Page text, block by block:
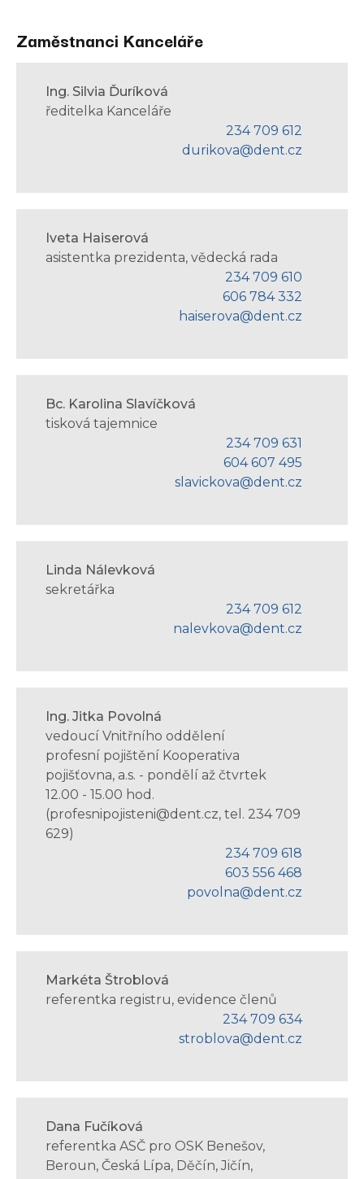
Zaměstnanci Kanceláře
Ing. Silvia Ďuríková
ředitelka Kanceláře
234 709 612
durikova@dent.cz
Iveta Haiserová
asistentka prezidenta, vědecká rada
234 709 610
606 784 332
haiserova@dent.cz
Bc. Karolina Slavíčková
tisková tajemnice
234 709 631
604 607 495
slavickova@dent.cz
Linda Nálevková
sekretářka
234 709 612
nalevkova@dent.cz
Ing. Jitka Povolná
vedoucí Vnitřního oddělení
profesní pojištění Kooperativa
pojišťovna, a.s. - pondělí až čtvrtek
12.00 - 15.00 hod.
(profesnipojisteni@dent.cz, tel. 234 709
629)
234 709 618
603 556 468
povolna@dent.cz
Markéta Štroblová
referentka registru, evidence členů
234 709 634
stroblova@dent.cz
Dana Fučíková
referentka ASČ pro OSK Benešov,
Beroun, Česká Lípa, Děčín, Jičín,